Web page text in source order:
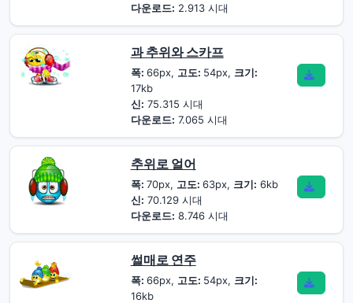
다운로드: 2.913 시대
과 추위와 스카프
폭: 66px, 고도: 54px, 크기:
17kb
신: 75.315 시대
다운로드: 7.065 시대
추위로 얼어
폭: 70px, 고도: 63px, 크기: 6kb
신: 70.129 시대
다운로드: 8.746 시대
썰매로 연주
폭: 66px, 고도: 54px, 크기:
16kb